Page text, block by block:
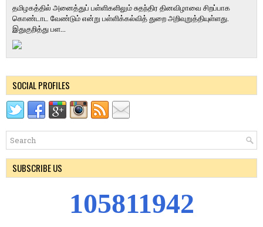
தமிழகத்தில் அனைத்துப் பள்ளிகளிலும் சுதந்திர தினவிழாவை சிறப்பாக
கொண்டாட வேண்டும் என்று பள்ளிக்கல்வித் துறை அறிவுறுத்தியுள்ளது.
இதுகுறித்து பள...
SOCIAL PROFILES
SUBSCRIBE US
105811942